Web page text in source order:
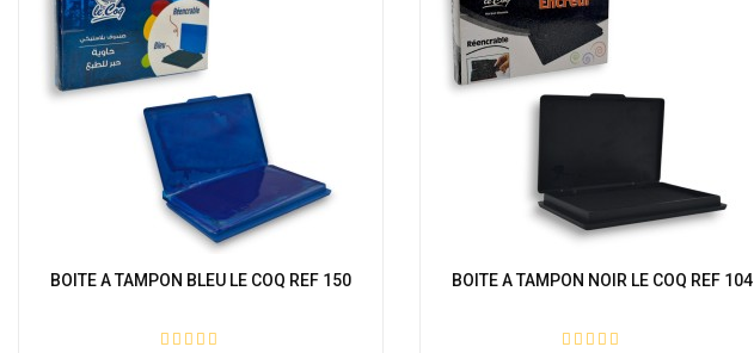
BOITE A TAMPON BLEU LE COQ REF 150 BOITE A TAMPON NOIR LE COQ REF 104